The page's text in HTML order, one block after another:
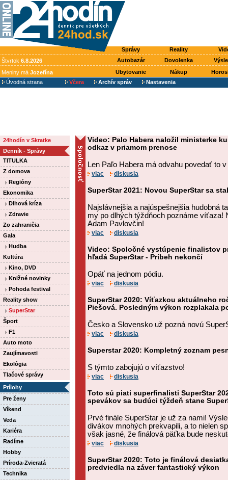
Správy Reality
Štvrtok 6.8.2026 Autobazár Dovolenka
Meniny má Jozefína Ubytovanie Nákup
Úvodná strana
Včera Archív správ Nastavenia
24hodín v Skratke
Denník - Správy
TITULKA
Z domova
Regióny
Ekonomika
Dlhová kríza
Zdravie
Zo zahraničia
Gala
Hudba
Kultúra
Kino, DVD
Knižné novinky
Pohoda festival
Reality show
SuperStar
Šport
F1
Auto moto
Zaujímavosti
Ekológia
Tlačové správy
Prílohy
Pre ženy
Víkend
Veda
Kariéra
Radíme
Hobby
Príroda-Zvieratá
Technika
Video: Palo Habera naložil ministerke
odkaz v priamom prenose
Len Paľo Habera má odvahu povedať to
viac diskusia
SuperStar 2021: Novou SuperStar sa
Najslávnejšia a najúspešnejšia hudobná
my po dlhých týždňoch poznáme víťaza!
Adam Pavlovčin!
viac diskusia
Video: Spoločné vystúpenie finalistov
hľadá SuperStar - Príbeh nekončí
Opäť na jednom pódiu.
viac diskusia
SuperStar 2020: Víťazkou aktuálneho
Piešová. Posledným výkon rozplakala
Česko a Slovensko už pozná novú
viac diskusia
Superstar 2020: Kompletný zoznam
S týmto zabojujú o víťazstvo!
viac diskusia
Toto sú piati superfinalisti SuperStar
spevákov sa budúci týždeň stane
Prvé finále SuperStar je už za nami!
divákov mnohých prekvapili, a to nielen
však jasné, že finálová päťka bude
viac diskusia
SuperStar 2020: Toto je finálová
predviedla na záver fantastický výkon